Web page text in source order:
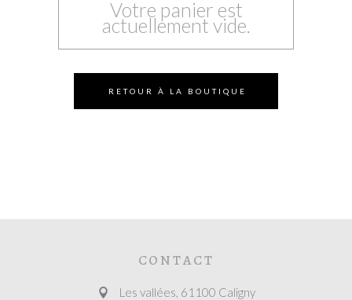
Votre panier est
actuellement vide.
RETOUR À LA BOUTIQUE
CONTACT
Les vallées, 61100 Caligny